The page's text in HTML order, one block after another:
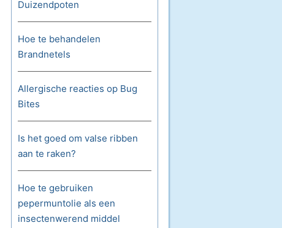
Duizendpoten
Hoe te behandelen
Brandnetels
Allergische reacties op Bug
Bites
Is het goed om valse ribben
aan te raken?
Hoe te gebruiken
pepermuntolie als een
insectenwerend middel